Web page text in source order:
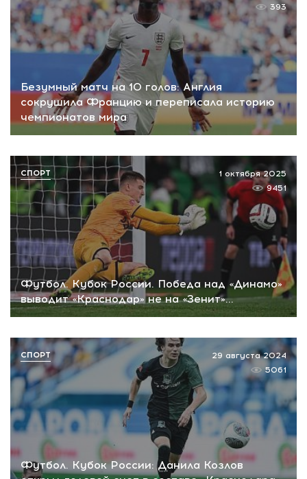
Безумный матч на 10 голов: Англия
сокрушила Францию и переписала историю
чемпионатов мира
393
Футбол. Кубок России. Победа над «Динамо»
выводит «Краснодар» не на «Зенит»…
1 октября 2025
9451
СПОРТ
Футбол. Кубок России: Данила Козлов
29 августа 2024
5061
СПОРТ